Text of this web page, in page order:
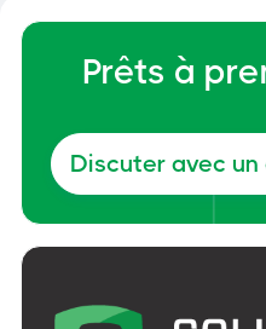
Prêts à
Discuter avec